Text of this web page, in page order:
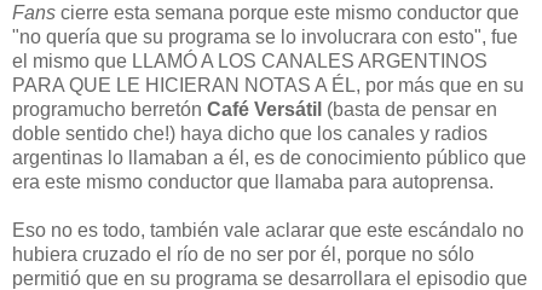
Fans cierre esta semana porque este mismo conductor que
"no quería que su programa se lo involucrara con esto", fue
el mismo que LLAMÓ A LOS CANALES ARGENTINOS
PARA QUE LE HICIERAN NOTAS A ÉL, por más que en su
programucho berretón Café Versátil (basta de pensar en
doble sentido che!) haya dicho que los canales y radios
argentinas lo llamaban a él, es de conocimiento público que
era este mismo conductor que llamaba para autoprensa.
Eso no es todo, también vale aclarar que este escándalo no
hubiera cruzado el río de no ser por él, porque no sólo
permitió que en su programa se desarrollara el episodio que